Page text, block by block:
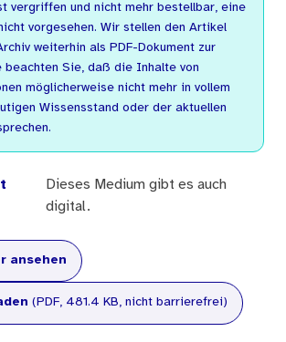
vergriffen und nicht mehr bestellbar, eine
vorgesehen. Wir stellen den Artikel
weiterhin als PDF-Dokument zur
beachten Sie, daß die Inhalte von
möglicherweise nicht mehr in vollem
Wissensstand oder der aktuellen
Dieses Medium gibt es auch
digital.
ansehen
(PDF, 481.4 KB, nicht barrierefrei)